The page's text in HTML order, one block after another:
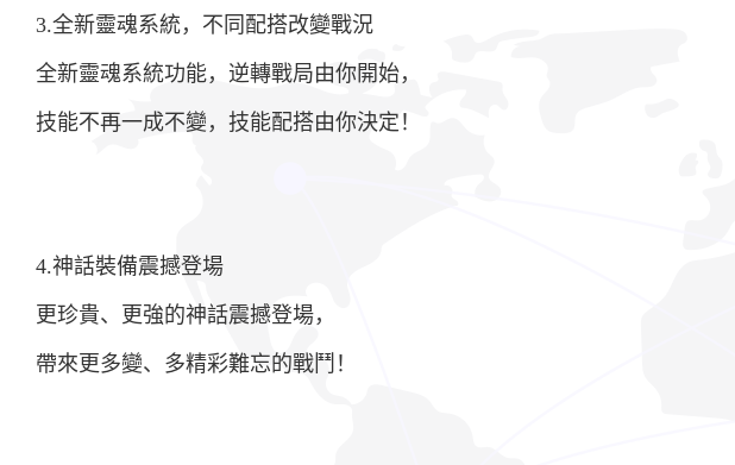
3.全新靈魂系統，不同配搭改變戰況
全新靈魂系統功能，逆轉戰局由你開始，
技能不再一成不變，技能配搭由你決定！
4.神話裝備震撼登場
更珍貴、更強的神話震撼登場，
帶來更多變、多精彩難忘的戰鬥！